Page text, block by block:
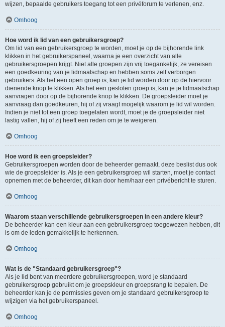
wijzen, bepaalde gebruikers toegang tot een privéforum te verlenen, enz.
Omhoog
Hoe word ik lid van een gebruikersgroep?
Om lid van een gebruikersgroep te worden, moet je op de bijhorende link
klikken in het gebruikerspaneel, waarna je een overzicht van alle
gebruikersgroepen krijgt. Niet alle groepen zijn vrij toegankelijk, ze vereisen
een goedkeuring van je lidmaatschap en hebben soms zelf verborgen
gebruikers. Als het een open groep is, kan je lid worden door op de hiervoor
dienende knop te klikken. Als het een gesloten groep is, kan je je lidmaatschap
aanvragen door op de bijhorende knop te klikken. De groepsleider moet je
aanvraag dan goedkeuren, hij of zij vraagt mogelijk waarom je lid wil worden.
Indien je niet tot een groep toegelaten wordt, moet je de groepsleider niet
lastig vallen, hij of zij heeft een reden om je te weigeren.
Omhoog
Hoe word ik een groepsleider?
Gebruikersgroepen worden door de beheerder gemaakt, deze beslist dus ook
wie de groepsleider is. Als je een gebruikersgroep wil starten, moet je contact
opnemen met de beheerder, dit kan door hem/haar een privébericht te sturen.
Omhoog
Waarom staan verschillende gebruikersgroepen in een andere kleur?
De beheerder kan een kleur aan een gebruikersgroep toegewezen hebben, dit
is om de leden gemakkelijk te herkennen.
Omhoog
Wat is de "Standaard gebruikersgroep"?
Als je lid bent van meerdere gebruikersgroepen, word je standaard
gebruikersgroep gebruikt om je groepskleur en groepsrang te bepalen. De
beheerder kan je de permissies geven om je standaard gebruikersgroep te
wijzigen via het gebruikerspaneel.
Omhoog